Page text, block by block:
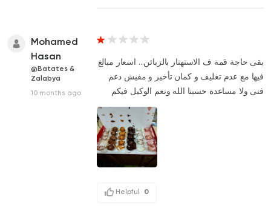
Mohamed
Hasan
@Batates &
Zalabya
10 months ago
بقى حاجة قمة ف الاستهتار بالزبائن... اسعار مبالغ
فيها مع عدم تغليف و كمان تأخير و مفيش دعم
فنى ولا مساعدة حسبنا الله ونعم الوكيل فيكم
Helpful 0